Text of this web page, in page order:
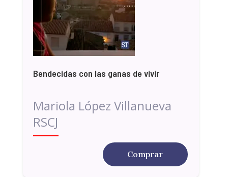
Bendecidas con las ganas de vivir
Mariola López Villanueva
RSCJ
Comprar